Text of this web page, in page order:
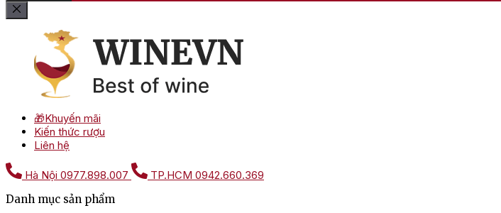
🎁Khuyến mãi
Kiến thức rượu
Liên hệ
Hà Nội 0977.898.007 TP.HCM 0942.660.369
Danh mục sản phẩm